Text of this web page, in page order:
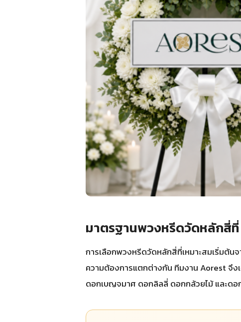
มาตรฐานพวงหรีดวัดหลักสี่
การเลือกพวงหรีดวัดหลักสี่ที่เหมาะสมเริ่มต้น
ความต้องการแตกต่างกัน ทีมงาน Aorest จึง
ดอกเบญจมาศ ดอกลิลลี่ ดอกกล้วยไม้ และดอ